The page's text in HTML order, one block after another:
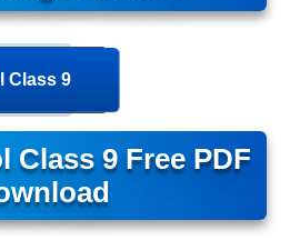
Class 9
Class 9 Free PDF